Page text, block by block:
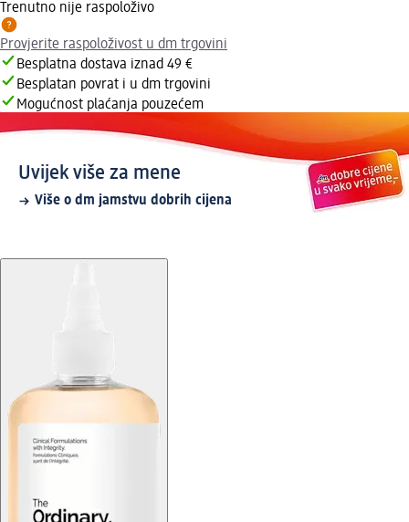
Trenutno nije raspoloživo
Provjerite raspoloživost u dm trgovini
Besplatna dostava iznad 49 €
Besplatan povrat i u dm trgovini
Mogućnost plaćanja pouzećem
Uvijek više za mene
Više o dm jamstvu dobrih cijena